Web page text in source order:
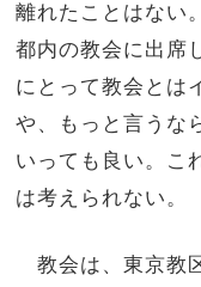
離れたことはない
都内の教会に出席
にとって教会とは
や、もっと言うな
いっても良い。こ
は考えられない。
教会は、東京教